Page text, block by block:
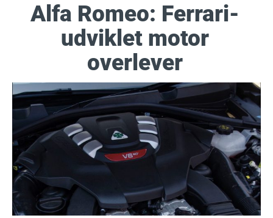
Alfa Romeo: Ferrari-
udviklet motor
overlever